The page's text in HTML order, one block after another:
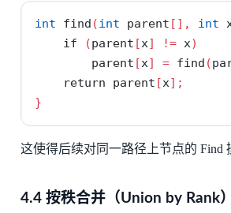
int find (int parent [], int
if
(parent [x] != x)
        parent
[x] = find (
return parent [x];
}
这使得后续对同一路径上节点的 Find
4.4 按秩合并（Union by Rank）